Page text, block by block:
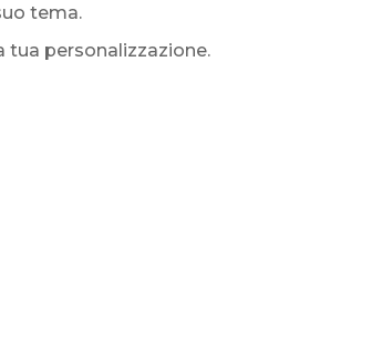
tema.
tua personalizzazione.